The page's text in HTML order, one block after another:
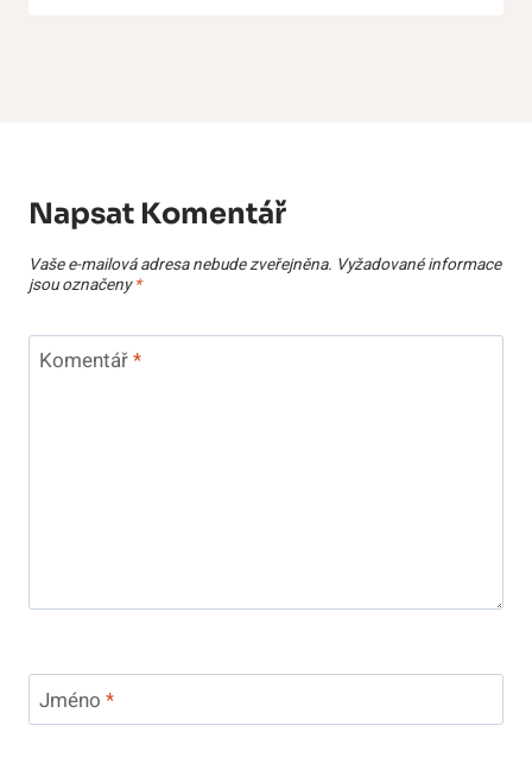
Napsat Komentář
Vaše e-mailová adresa nebude zveřejněna. Vyžadované informace
jsou označeny*
Komentář*
Jméno *